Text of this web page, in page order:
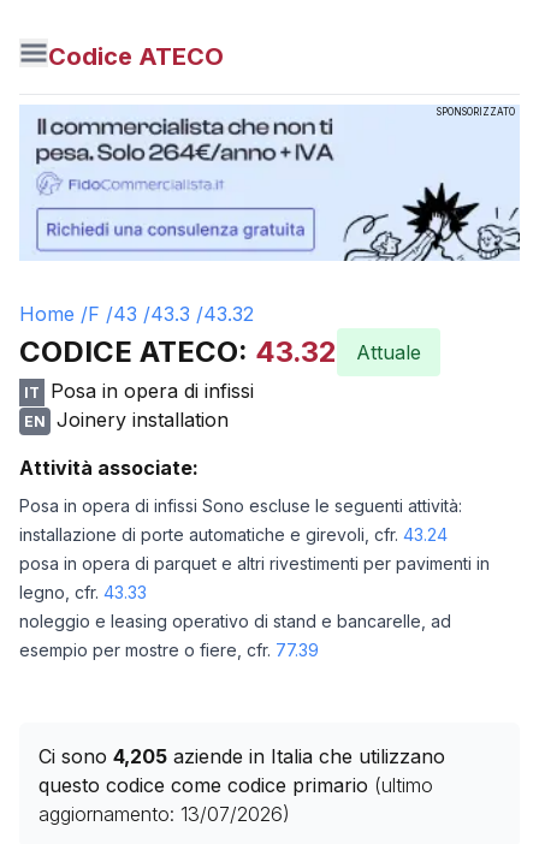
Codice ATECO
SPONSORIZZATO
Home /F /43 /43.3 /43.32
CODICE ATECO: 43.32 Attuale
IT Posa in opera di infissi
EN
Joinery installation
Attività associate:
Posa in opera di infissi Sono escluse le seguenti attività:
installazione di porte automatiche e girevoli, cfr. 43.24
posa in opera di parquet e altri rivestimenti per pavimenti in
legno, cfr. 43.33
noleggio e leasing operativo di stand e bancarelle, ad
esempio per mostre o fiere, cfr. 77.39
Ci sono 4,205 aziende in Italia che utilizzano
questo codice come codice primario (ultimo
aggiornamento: 13/07/2026)